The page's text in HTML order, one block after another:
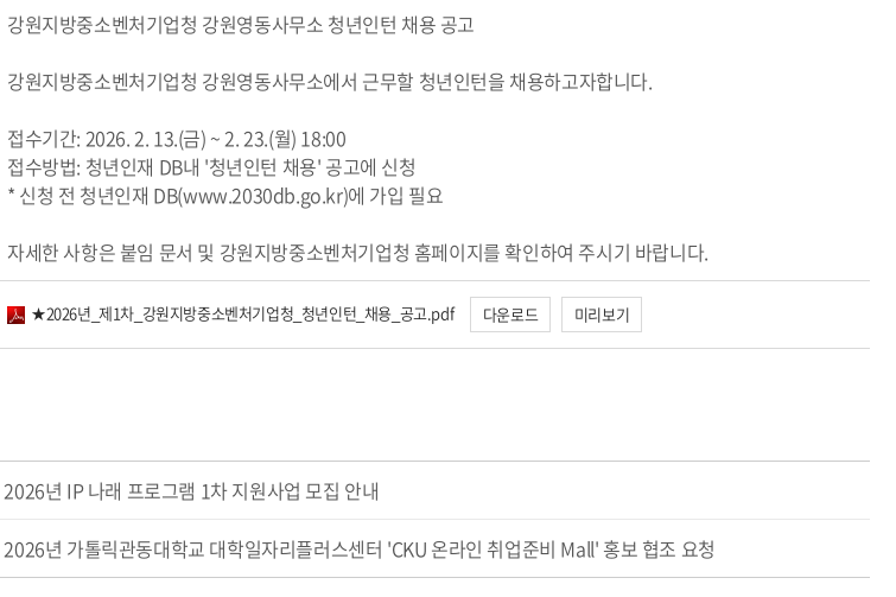
강원지방중소벤처기업청 강원영동사무소 청년인턴 채용 공고
강원지방중소벤처기업청 강원영동사무소에서 근무할 청년인턴을 채용하고자합니다.
접수기간: 2026. 2. 13.(금) ~ 2. 23.(월) 18:00
접수방법: 청년인재 DB내 '청년인턴 채용' 공고에 신청
* 신청 전 청년인재 DB(www.2030db.go.kr)에 가입 필요
자세한 사항은 붙임 문서 및 강원지방중소벤처기업청 홈페이지를 확인하여 주시기 바랍니다.
★2026년_제1차_강원지방중소벤처기업청_청년인턴_채용_공고.pdf 다운로드 미리보기
2026년 IP 나래 프로그램 1차 지원사업 모집 안내
2026년 가톨릭관동대학교 대학일자리플러스센터 'CKU 온라인 취업준비 Mall' 홍보 협조 요청